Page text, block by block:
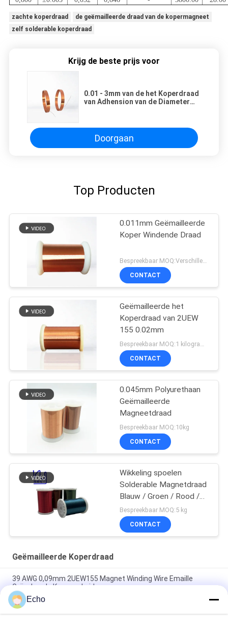
zachte koperdraad
de geëmailleerde draad van de kopermagneet
zelf solderable koperdraad
Krijg de beste prijs voor
0.01 - 3mm van de het Koperdraad
van Adhension van de Diameter
Doorgaan
Top Producten
0.011mm Geëmailleerde
Koper Windende Draad
Bespreekbaar MOQ:Verschillende types met differet MOQ
CONTACT
Geëmailleerde het
Koperdraad van 2UEW
155 0.02mm
CONTACT
0.045mm Polyurethaan
Geëmailleerde
Magneetdraad
Bespreekbaar MOQ:10kg
CONTACT
Wikkeling spoelen
Solderable Magnetdraad
Blauw / Groen / Rood /
Bruin Kleur
Bespreekbaar MOQ:5 kg
CONTACT
Geëmailleerde Koperdraad
39 AWG 0,09mm 2UEW155 Magnet Winding Wire Emaille
Geïsoleerde Koperen Leider
0.011mm 2UEW155 Email Met een laag bedekte Koperdraad
voor Motor het Winden
Echo